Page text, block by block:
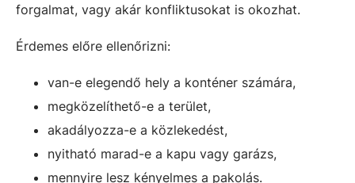
forgalmat, vagy akár konfliktusokat is okozhat.
Érdemes előre ellenőrizni:
van-e elegendő hely a konténer számára,
megközelíthető-e a terület,
akadályozza-e a közlekedést,
nyitható marad-e a kapu vagy garázs,
mennyire lesz kényelmes a pakolás.